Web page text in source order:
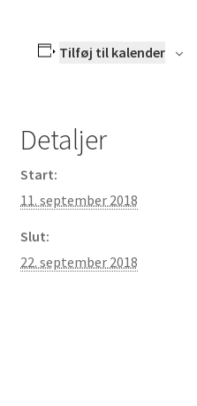
Tilføj til kalender
Detaljer
Start:
11. september 2018
Slut:
22. september 2018